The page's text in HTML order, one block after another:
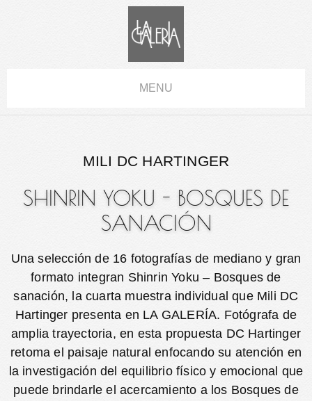
MENU
MILI DC HARTINGER
SHINRIN YOKU - BOSQUES DE
SANACIÓN
Una selección de 16 fotografías de mediano y gran
formato integran Shinrin Yoku – Bosques de
sanación, la cuarta muestra individual que Mili DC
Hartinger presenta en LA GALERÍA. Fotógrafa de
amplia trayectoria, en esta propuesta DC Hartinger
retoma el paisaje natural enfocando su atención en
la investigación del equilibrio físico y emocional que
puede brindarle el acercamiento a los Bosques de